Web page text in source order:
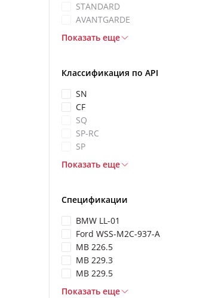
STANDARD
AVANTGARDE
Показать еще
Классификация по API
SN
CF
SQ
SP-RC
SP
Показать еще
Спецификации
BMW LL-01
Ford WSS-M2C-937-A
MB 226.5
MB 229.3
MB 229.5
Показать еще